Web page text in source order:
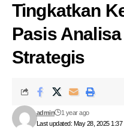
Tingkatkan
Pasis
Strategis
Last updated: May 28, 2025 1:37
admin 1 year ago